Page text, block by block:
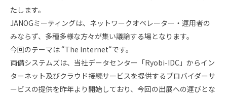
COOメッセージ
パーパス体系
会社概要
事業所一覧
新卒採用
キャリア採用
スタッフ採用
company profile
Medical AI product information
たします。
JANOGミーティングは、ネットワークオペレーター・運用者の
みならず、多種多様な方々が集い議論する場となります。
今回のテーマは “The Internet“です。
両備システムズは、当社データセンター「Ryobi-IDC」からイン
ターネット及びクラウド接続サービスを提供するプロバイダーサ
ービスの提供を昨年より開始しており、今回の出展への運びとな